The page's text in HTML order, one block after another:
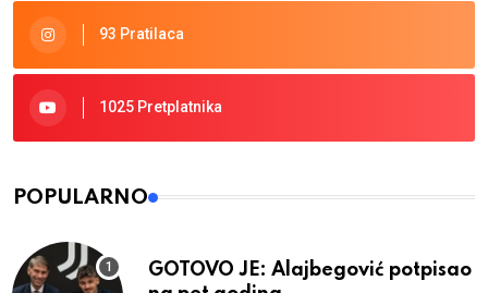
93 Pratilaca
1025 Pretplatnika
POPULARNO
GOTOVO JE: Alajbegović potpisao